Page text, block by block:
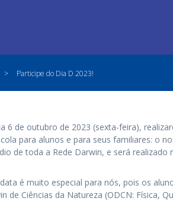
> Participe do Dia D 2023!
6 de outubro de 2023 (sexta-feira),
para alunos e para seus familiares: o
de toda a Rede Darwin, e será realizado
é muito especial para nós, pois os
de Ciências da Natureza (ODCN: Física,